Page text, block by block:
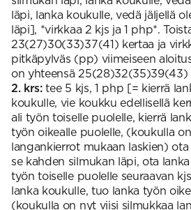
läpi, lanka koukulle, vedä jäljellä
läpi], *virkkaa 2 kjs ja 1 php*.
23(27)30(33)37(41) kertaa ja
pitkäpylväs (pp) viimeiseen
on yhteensä 25(28)32(35)39(43)
2. krs:tee 5 kjs, 1 php [= kierrä
koukulle, vie koukku edellisellä
ali työn toiselle puolelle, kierrä
työn oikealle puolelle, (koukulla
langankierrot mukaan laskien)
se kahden silmukan läpi, ota
työn toiselle puolelle seuraavan
lanka koukulle, tuo lanka työn
(koukulla on nyt viisi silmukkaa